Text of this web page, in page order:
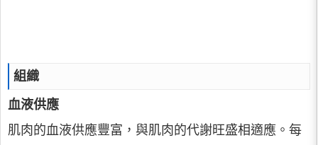
組織
血液供應
肌肉的血液供應豐富，與肌肉的代謝旺盛相適應。每